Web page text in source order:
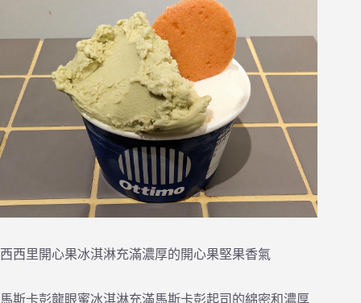
西西里開心果冰淇淋充滿濃厚的開心果堅果香氣
馬斯卡彭龍眼蜜冰淇淋充滿馬斯卡彭起司的綿密和濃厚